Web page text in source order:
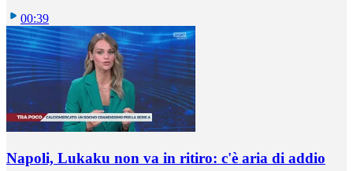
00:39
Napoli, Lukaku non va in ritiro: c'è aria di addio